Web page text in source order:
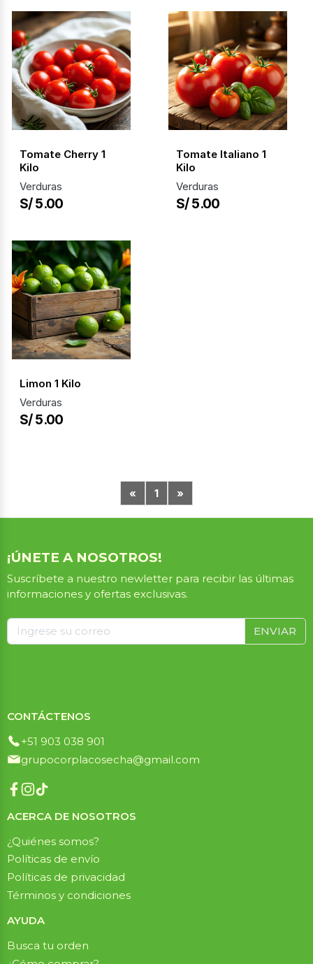
Tomate Cherry 1
Kilo
Verduras
S/ 5.00
Tomate Italiano 1
Kilo
Verduras
S/ 5.00
Limon 1 Kilo
Verduras
S/ 5.00
« 1 »
¡ÚNETE A NOSOTROS!
Suscríbete a nuestro newletter para recibir las últimas
informaciones y ofertas exclusivas.
ENVIAR
CONTÁCTENOS
+51 903 038 901
grupocorplacosecha@gmail.com
ACERCA DE NOSOTROS
¿Quiénes somos?
Políticas de envío
Políticas de privacidad
Términos y condiciones
AYUDA
Busca tu orden